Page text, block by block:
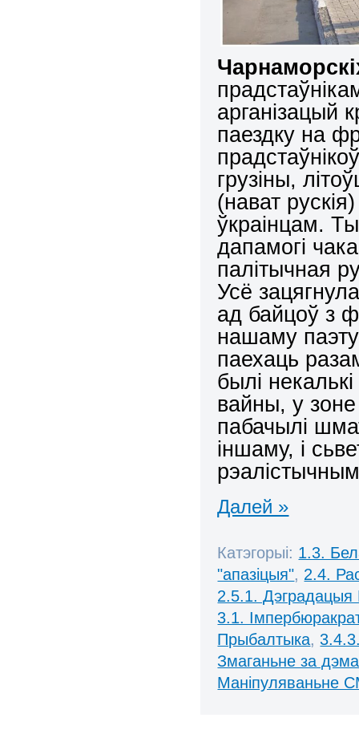
арганізацый
паездку на
грузіны,
(нават
ўкраінцам.
дапамогі
палітычная
Усё
ад байцоў з
нашаму
паехаць
былі
вайны, у зоне
пабачылі
іншаму, і
Далей »
Катэгорыі: 1.3.
"апазіцыя", 2.4.
2.5.1. Дэградацыя
3.1.
Прыбалтыка,
Змаганьне за
Маніпуляваньне